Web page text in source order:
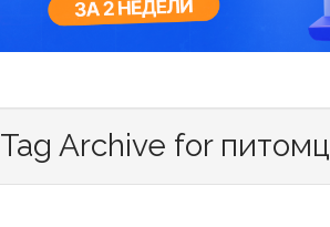
Tag Archive for